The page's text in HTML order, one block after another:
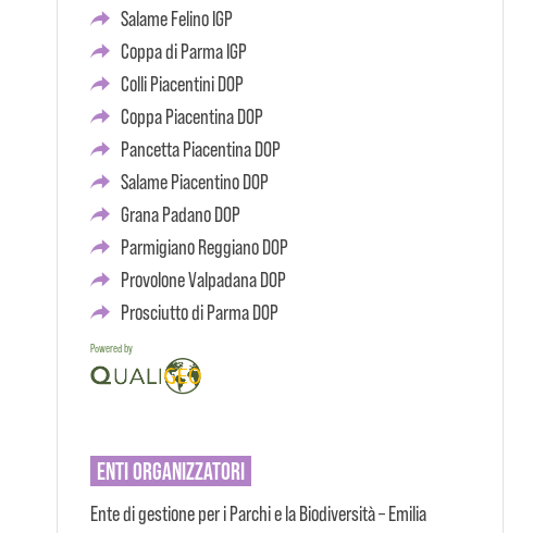
Salame Felino IGP
Coppa di Parma IGP
Colli Piacentini DOP
Coppa Piacentina DOP
Pancetta Piacentina DOP
Salame Piacentino DOP
Grana Padano DOP
Parmigiano Reggiano DOP
Provolone Valpadana DOP
Prosciutto di Parma DOP
Powered by
ENTIORGANIZZATORI
Ente di gestione per i Parchi e la Biodiversità – Emilia